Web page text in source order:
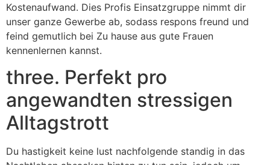
Kostenaufwand. Dies Profis Einsatzgruppe nimmt dir
unser ganze Gewerbe ab, sodass respons freund und
feind gemutlich bei Zu hause aus gute Frauen
kennenlernen kannst.
three. Perfekt pro
angewandten stressigen
Alltagstrott
Du hastigkeit keine lust nachfolgende standig in das